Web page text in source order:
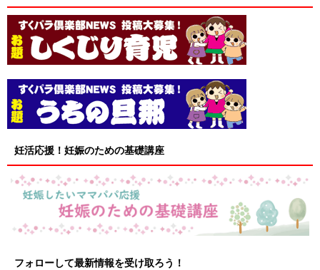
妊活応援！妊娠のための基礎講座
フォローして最新情報を受け取ろう！